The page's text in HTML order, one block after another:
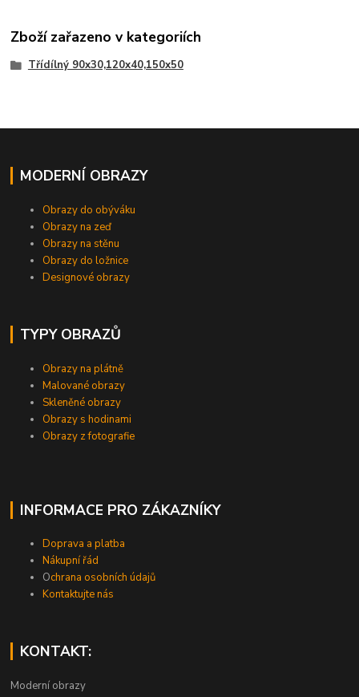
Zboží zařazeno v kategoriích
Třídílný 90x30,120x40,150x50
MODERNÍ OBRAZY
Obrazy do obýváku
Obrazy na zeď
Obrazy na stěnu
Obrazy do ložnice
Designové obrazy
TYPY OBRAZŮ
Obrazy na plátně
Malované obrazy
Skleněné obrazy
Obrazy s hodinami
Obrazy z fotografie
INFORMACE PRO ZÁKAZNÍKY
Doprava a platba
Nákupní řád
Ochrana osobních údajů
Kontaktujte nás
KONTAKT:
Moderní obrazy